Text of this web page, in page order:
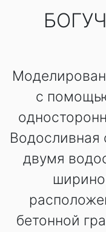
с
двумя
бетонной